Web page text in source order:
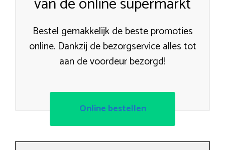
Bestel gemakkelijk de beste promoties
online. Dankzij de bezorgservice alles tot
aan de voordeur bezorgd!
Online bestellen